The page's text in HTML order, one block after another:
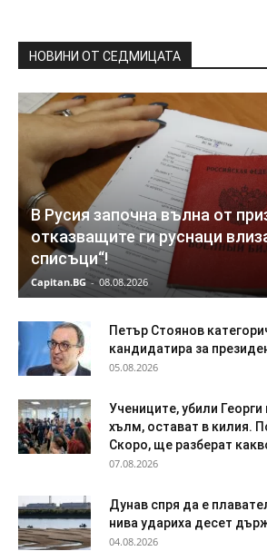
НОВИНИ ОТ СЕДМИЦАТА
В Русия започна вълна от
отказващите ги руснаци
списъци“!
Capitan.BG - 08.08.2026
Петър Стоянов
кандидатира за
05.08.2026
Учениците, убили
хълм, остават в килия.
Скоро, ще разберат
07.08.2026
Дyнaв спря да e
нива удариха десет
04.08.2026